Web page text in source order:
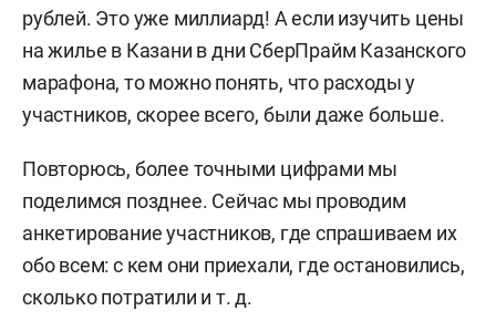
рублей. Это уже миллиард! А если изучить цены
на жилье в Казани в дни СберПрайм Казанского
марафона, то можно понять, что расходы у
участников, скорее всего, были даже больше.
Повторюсь, более точными цифрами мы
поделимся позднее. Сейчас мы проводим
анкетирование участников, где спрашиваем их
обо всем: с кем они приехали, где остановились,
сколько потратили и т. д.